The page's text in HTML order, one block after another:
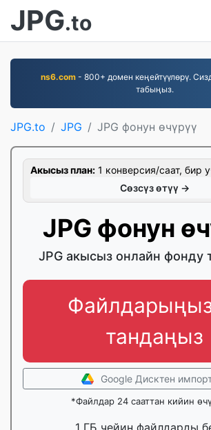
JPG.to
ns6.com - 800+ домен кеңейтүүлөрү.
табыңыз.
JPG.to JPG JPG фонун өчүрүү
Акысыз план: 1 конверсия/саат, бир
Сөзсүз өтүү →
JPG фонун
JPG акысыз онлайн фонду
тандаңыз
Google Дисктен
*Файлдар 24 сааттан кийин
1 ГБ чейин файлдарды